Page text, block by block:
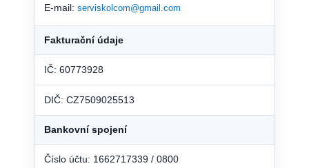
E-mail: serviskolcom@gmail.com
Fakturační údaje
IČ: 60773928
DIČ: CZ7509025513
Bankovní spojení
Číslo účtu: 1662717339 / 0800